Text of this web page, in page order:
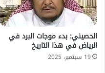
الحصيني: بدء موجات البرد في
الرياض في هذا التاريخ
19 سبتمبر، 2025